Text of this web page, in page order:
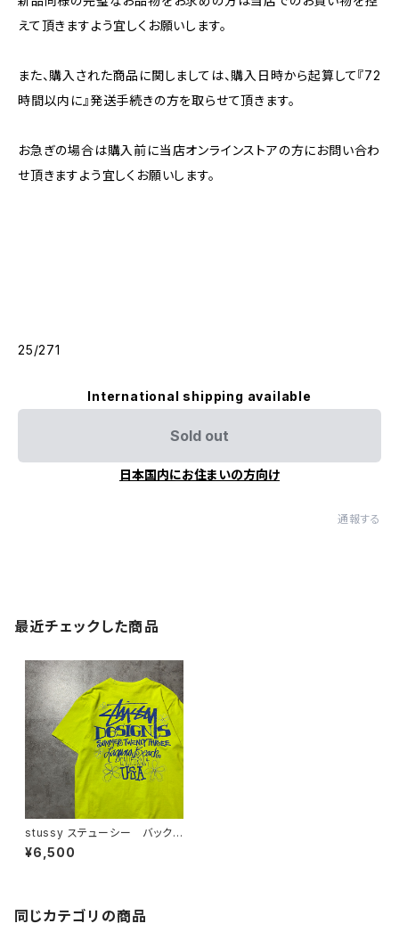
えて頂きますよう宜しくお願いします。
また、購入された商品に関しましては、購入日時から起算して『72
時間以内に』発送手続きの方を取らせて頂きます。
お急ぎの場合は購入前に当店オンラインストアの方にお問い合わ
せ頂きますよう宜しくお願いします。
25/271
International shipping available
Sold out
日本国内にお住まいの方向け
通報する
最近チェックした商品
stussy ステューシー バックプ
リント ネオングリーン Tシャ
ツ
¥6,500
同じカテゴリの商品